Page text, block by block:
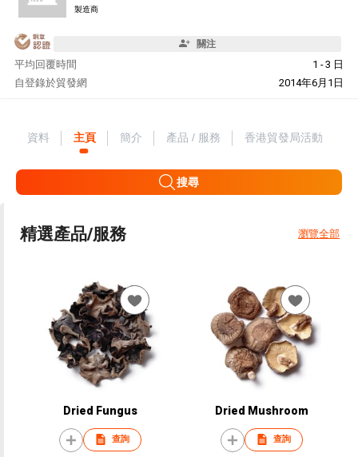
製造商
關注
平均回覆時間
1 - 3 日
自
2014年6月1日
登錄於貿發網
資料 主頁 簡介 產品 / 服務 香港貿發局活動
搜尋
精選產品/服務 瀏覽全部
Dried Fungus
查詢
Dried Mushroom
查詢